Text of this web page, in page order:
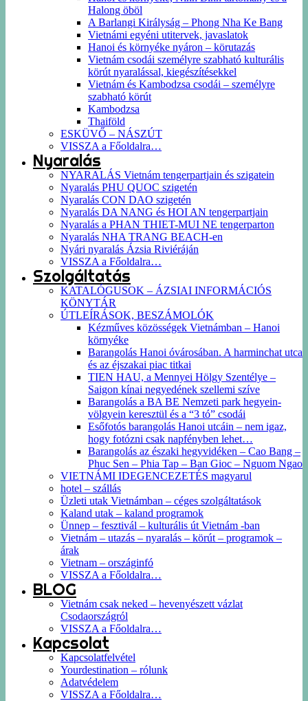
Halong öböl
A Barlangi Királyság – Phong Nha Ke Bang
Vietnámi egyéni utitervek, javaslatok
Hanoi és környéke nyáron – körutazás
Vietnám csodái személyre szabható kulturális
körút nyaralással, kiegészítésekkel
Vietnám és Kambodzsa csodái – személyre
szabható körút
Kambodzsa
Thaiföld
ESKÜVŐ – NÁSZÚT
VISSZA a Főoldalra…
Nyaralás
NYARALÁS Vietnám tengerpartjain és szigatein
Nyaralás PHU QUOC szigetén
Nyaralás CON DAO szigetén
Nyaralás DA NANG és HOI AN tengerpartjain
Nyaralás a PHAN THIET-MUI NE tengerparton
Nyaralás NHA TRANG BEACH-en
Nyári nyaralás Ázsia Riviéráján
VISSZA a Főoldalra…
Szolgáltatás
KATALÓGUSOK – ÁZSIAI INFORMÁCIÓS
KÖNYTÁR
ÚTLEÍRÁSOK, BESZÁMOLÓK
Kézműves közösségek Vietnámban – Hanoi
környéke
Barangolás Hanoi óvárosában. A harminchat utca
és az éjszakai piac titkai
TIEN HAU, a Mennyei Hölgy Szentélye –
Saigon kínai negyedének szellemi szíve
Barangolás a BA BE Nemzeti park hegyein-
völgyein keresztül és a “3 tó” csodái
Esőfotós barangolás Hanoi utcáin – nem igaz,
hogy fotózni csak napfényben lehet…
Barangolás az északi hegyvidéken – Cao Bang –
Phuc Sen – Phia Tap – Ban Gioc – Nguom Ngao
VIETNÁMI IDEGENCEZETÉS magyarul
hotel – szállás
Üzleti utak Vietnámban – céges szolgáltatások
Kaland utak – kaland programok
Ünnep – fesztivál – kulturális út Vietnám -ban
Vietnám – utazás – nyaralás – körút – programok –
árak
Vietnam – országinfó
VISSZA a Főoldalra…
BLOG
Vietnám csak neked – hevenyészett vázlat
Csodaországról
VISSZA a Főoldalra…
Kapcsolat
Kapcsolatfelvétel
Yourdestination – rólunk
Adatvédelem
VISSZA a Főoldalra…